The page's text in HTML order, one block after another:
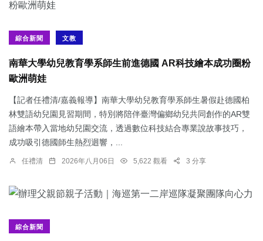
綜合新聞 文教
南華大學幼兒教育學系師生前進德國 AR科技繪本成功圈粉
歐洲萌娃
【記者任禮清/嘉義報導】南華大學幼兒教育學系師生暑假赴德國柏
林雙語幼兒園見習期間，特別將陪伴臺灣偏鄉幼兒共同創作的AR雙
語繪本帶入當地幼兒園交流，透過數位科技結合專業說故事技巧，
成功吸引德國師生熱烈迴響，...
任禮清 2026年八月06日 5,622 觀看 3 分享
綜合新聞